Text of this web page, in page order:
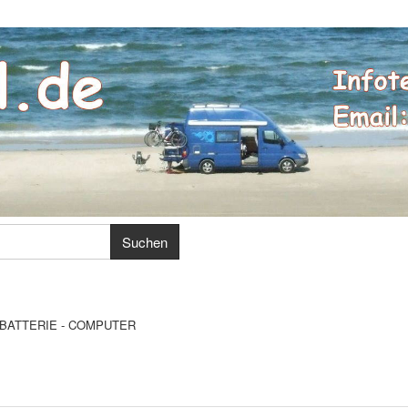
BATTERIE - COMPUTER